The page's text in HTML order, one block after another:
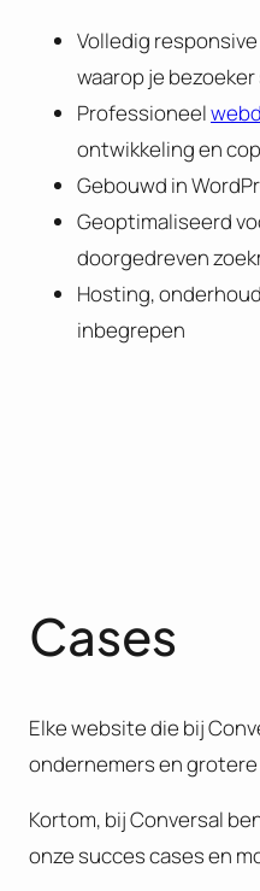
Volledig
waarop je
Professioneel
ontwikkeling en
Gebouwd in
Geoptimaliseerd
doorgedreven
Hosting,
inbegrepen
Cases
Elke website die bij
ondernemers en
Kortom, bij Conversal
onze succes cases en